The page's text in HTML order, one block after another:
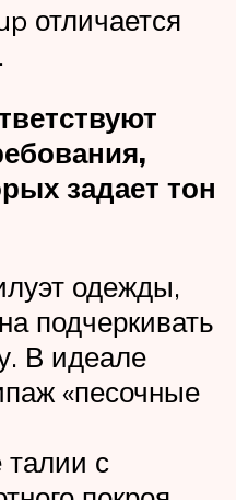
отличается
задает тон
одежды,
подчеркивать
В идеале
«песочные
талии с